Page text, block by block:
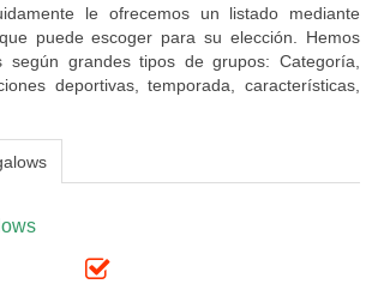
le ofrecemos un listado mediante
puede escoger para su elección. Hemos
según grandes tipos de grupos: Categoría,
deportivas, temporada, características,